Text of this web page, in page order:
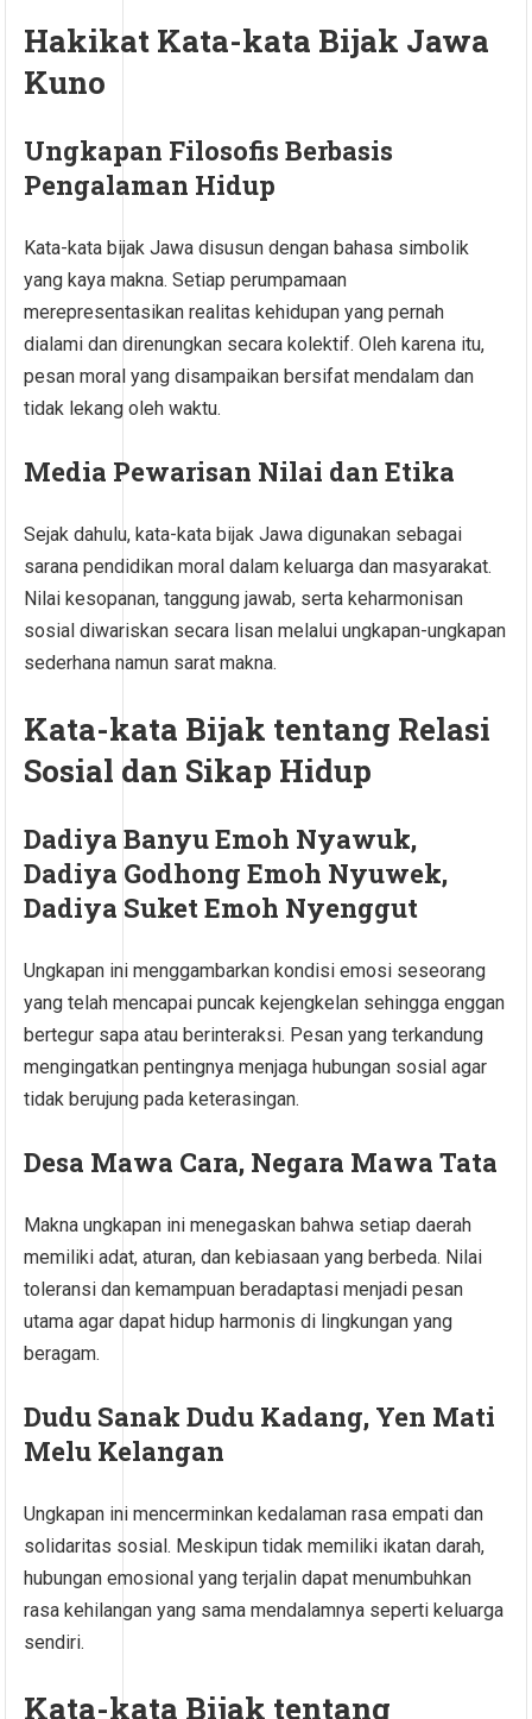
Hakikat Kata-kata Bijak Jawa
Kuno
Ungkapan Filosofis Berbasis
Pengalaman Hidup
Kata-kata bijak Jawa disusun dengan bahasa simbolik
yang kaya makna. Setiap perumpamaan
merepresentasikan realitas kehidupan yang pernah
dialami dan direnungkan secara kolektif. Oleh karena itu,
pesan moral yang disampaikan bersifat mendalam dan
tidak lekang oleh waktu.
Media Pewarisan Nilai dan Etika
Sejak dahulu, kata-kata bijak Jawa digunakan sebagai
sarana pendidikan moral dalam keluarga dan masyarakat.
Nilai kesopanan, tanggung jawab, serta keharmonisan
sosial diwariskan secara lisan melalui ungkapan-ungkapan
sederhana namun sarat makna.
Kata-kata Bijak tentang Relasi
Sosial dan Sikap Hidup
Dadiya Banyu Emoh Nyawuk,
Dadiya Godhong Emoh Nyuwek,
Dadiya Suket Emoh Nyenggut
Ungkapan ini menggambarkan kondisi emosi seseorang
yang telah mencapai puncak kejengkelan sehingga enggan
bertegur sapa atau berinteraksi. Pesan yang terkandung
mengingatkan pentingnya menjaga hubungan sosial agar
tidak berujung pada keterasingan.
Desa Mawa Cara, Negara Mawa Tata
Makna ungkapan ini menegaskan bahwa setiap daerah
memiliki adat, aturan, dan kebiasaan yang berbeda. Nilai
toleransi dan kemampuan beradaptasi menjadi pesan
utama agar dapat hidup harmonis di lingkungan yang
beragam.
Dudu Sanak Dudu Kadang, Yen Mati
Melu Kelangan
Ungkapan ini mencerminkan kedalaman rasa empati dan
solidaritas sosial. Meskipun tidak memiliki ikatan darah,
hubungan emosional yang terjalin dapat menumbuhkan
rasa kehilangan yang sama mendalamnya seperti keluarga
sendiri.
Kata-kata Bijak tentang